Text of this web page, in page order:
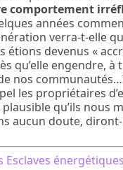
comportement
années
verra-t-elle
étions devenus «
qu’elle engendre,
nos
les propriétaires
plausible qu’ils
aucun doute,
Esclaves